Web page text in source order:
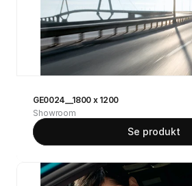
GE0024__1800 x 1200
Showroom
Se produkt